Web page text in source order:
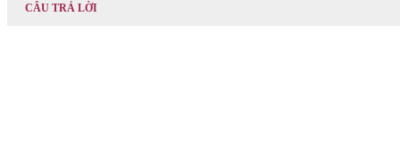
CÂU TRẢ LỜI